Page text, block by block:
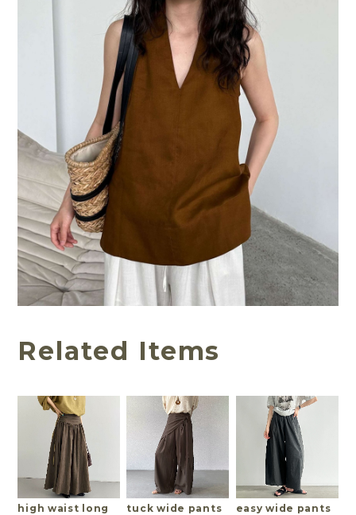
Related Items
high waist long
tuck wide pants
easy wide pants